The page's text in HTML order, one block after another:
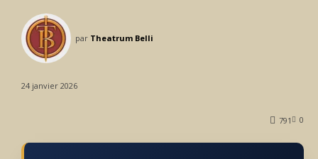
par Theatrum Belli
24 janvier 2026
0
791